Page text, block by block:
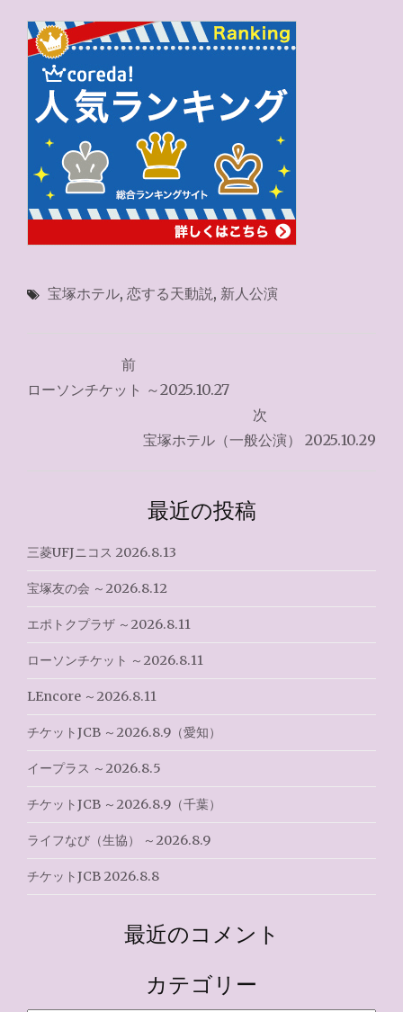
宝塚ホテル, 恋する天動説, 新人公演
稿
シ
ョ
ン
前
ローソンチケット ～2025.10.27
次
宝塚ホテル（一般公演） 2025.10.29
最近の投稿
三菱UFJニコス 2026.8.13
宝塚友の会 ～2026.8.12
エポトクプラザ ～2026.8.11
ローソンチケット ～2026.8.11
LEncore ～2026.8.11
チケットJCB ～2026.8.9（愛知）
イープラス ～2026.8.5
チケットJCB ～2026.8.9（千葉）
ライフなび（生協） ～2026.8.9
チケットJCB 2026.8.8
最近のコメント
カテゴリー